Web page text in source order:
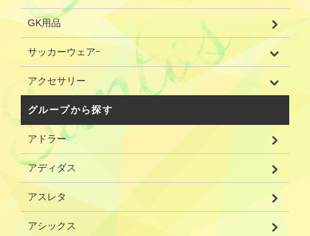
GK用品
サッカーウェアｰ
アクセサリー
グループから探す
アドラー
アディダス
アスレタ
アシックス